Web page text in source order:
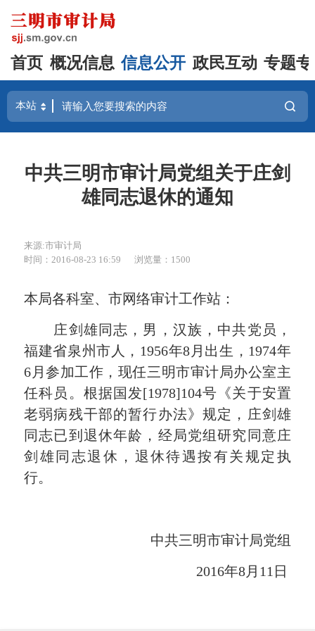
首页 概况信息 信息公开 政民互动 专题
中共三明市审计局党组关于庄剑
雄同志退休的通知
来源:市审计局
时间：2016-08-23 16:59
浏览量：1500
本局各科室、市网络审计工作站：
庄剑雄同志，男，汉族，中共党员，
福建省泉州市人， 1956年8 月出生， 1974年
6 月参加工作，现任三明市审计局办公室主
任科员。根据国发[1978]104号《关于安置
老弱病残干部的暂行办法》规定，庄剑雄
同志已到退休年龄，经局党组研究同意庄
剑雄同志退休，退休待遇按有关规定执
行。
中共三明市审计局党组
2016年8月 11 日